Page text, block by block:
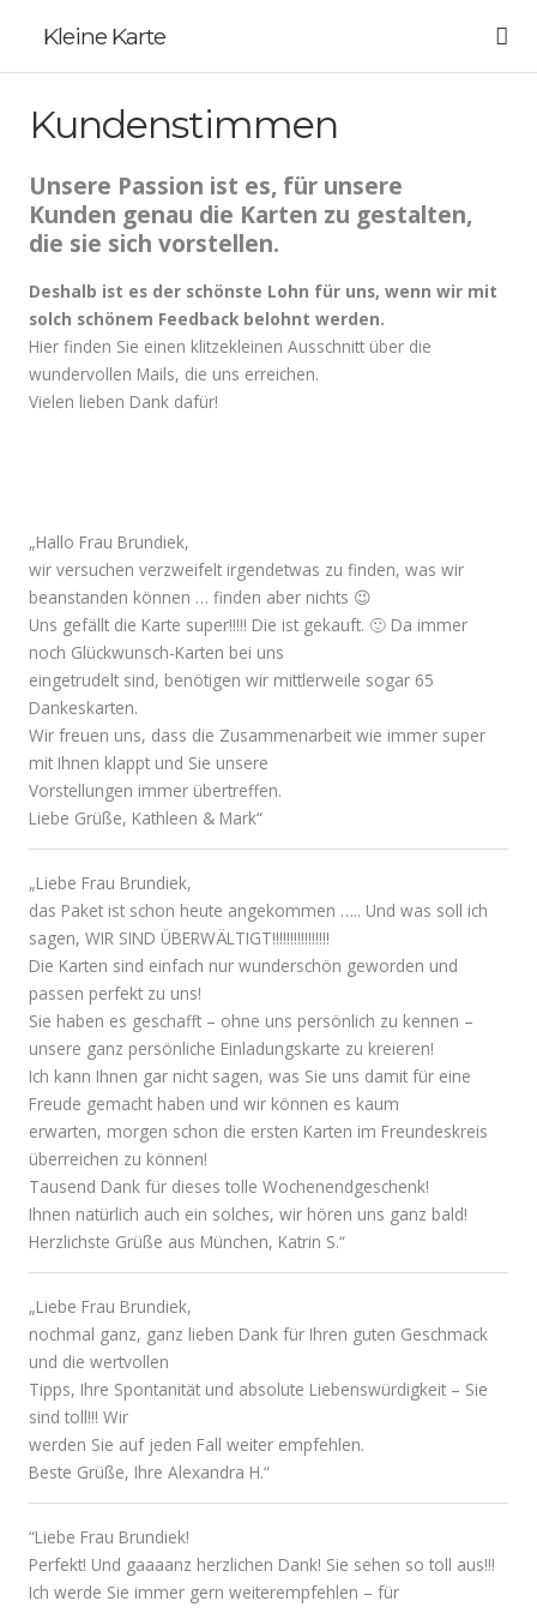
Kleine Karte
Kundenstimmen
Unsere Passion ist es, für unsere
Kunden genau die Karten zu gestalten,
die sie sich vorstellen.
Deshalb ist es der schönste Lohn für uns, wenn wir mit
solch schönem Feedback belohnt werden.
Hier finden Sie einen klitzekleinen Ausschnitt über die
wundervollen Mails, die uns erreichen.
Vielen lieben Dank dafür!
„Hallo Frau Brundiek,
wir versuchen verzweifelt irgendetwas zu finden, was wir
beanstanden können … finden aber nichts 😉
Uns gefällt die Karte super!!!!! Die ist gekauft. 🙂 Da immer
noch Glückwunsch-Karten bei uns
eingetrudelt sind, benötigen wir mittlerweile sogar 65
Dankeskarten.
Wir freuen uns, dass die Zusammenarbeit wie immer super
mit Ihnen klappt und Sie unsere
Vorstellungen immer übertreffen.
Liebe Grüße, Kathleen & Mark“
„Liebe Frau Brundiek,
das Paket ist schon heute angekommen ….. Und was soll ich
sagen, WIR SIND ÜBERWÄLTIGT!!!!!!!!!!!!!!!!
Die Karten sind einfach nur wunderschön geworden und
passen perfekt zu uns!
Sie haben es geschafft – ohne uns persönlich zu kennen –
unsere ganz persönliche Einladungskarte zu kreieren!
Ich kann Ihnen gar nicht sagen, was Sie uns damit für eine
Freude gemacht haben und wir können es kaum
erwarten, morgen schon die ersten Karten im Freundeskreis
überreichen zu können!
Tausend Dank für dieses tolle Wochenendgeschenk!
Ihnen natürlich auch ein solches, wir hören uns ganz bald!
Herzlichste Grüße aus München, Katrin S.“
„Liebe Frau Brundiek,
nochmal ganz, ganz lieben Dank für Ihren guten Geschmack
und die wertvollen
Tipps, Ihre Spontanität und absolute Liebenswürdigkeit – Sie
sind toll!!! Wir
werden Sie auf jeden Fall weiter empfehlen.
Beste Grüße, Ihre Alexandra H.“
“Liebe Frau Brundiek!
Perfekt! Und gaaaanz herzlichen Dank! Sie sehen so toll aus!!!
Ich werde Sie immer gern weiterempfehlen – für